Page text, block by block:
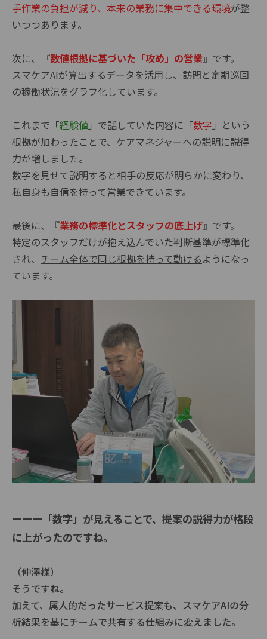
手作業の負担が減り、本来の業務に集中できる環境が整
いつつあります。
次に、『数値根拠に基づいた「攻め」の営業』です。
スマケアAIが算出するデータを活用し、訪問と定期巡回
の稼働状況をグラフ化しています。
これまで「経験値」で話していた内容に「数字 」という
根拠が加わったことで、ケアマネジャーへの説明に説得
力が増しました。
数字を見せて説明すると相手の反応が明らかに変わり、
私自身も自信を持って営業できています。
最後に、『業務の標準化とスタッフの底上げ』です。
特定のスタッフだけが抱え込んでいた判断基準が標準化
され、 チーム全体で同じ根拠を持って動けるようになっ
ています。
ーーー「数字」が見えることで、提案の説得力が格段
に上がったのですね。
（仲澤様）
そうですね。
加えて、属人的だったサービス提案も、スマケアAIの分
析結果を基にチームで共有する仕組みに変えました。